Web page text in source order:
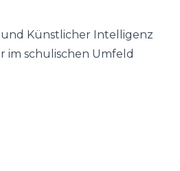
und Künstlicher Intelligenz
im schulischen Umfeld